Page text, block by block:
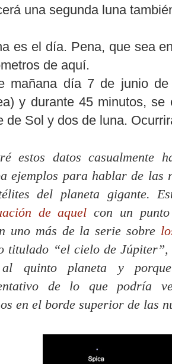
una segunda luna
es el día. Pena, que sea
de aquí.
mañana día 7 de junio
y durante 45 minutos,
de Sol y dos de luna.
estos datos casualmente
ejemplos para hablar de las
del planeta gigante.
de aquel con un
uno más de la serie sobre
titulado “el cielo de
quinto planeta y
de lo que podría
en el borde superior de las